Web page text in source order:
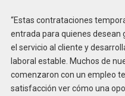
“Estas contrataciones
entrada para quienes desean
el servicio al cliente y
laboral estable. Muchos de
comenzaron con un empleo
satisfacción ver cómo una